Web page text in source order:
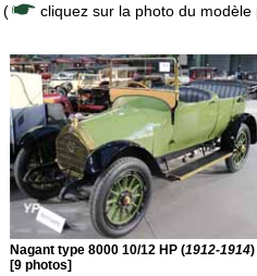
( cliquez sur la photo du
Nagant type 8000 10/12 HP (1912-1914)
[9 photos]